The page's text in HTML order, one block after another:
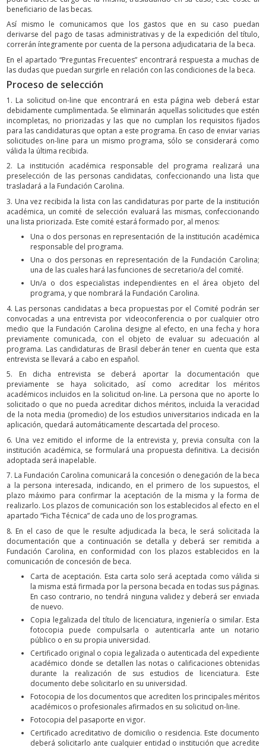
beneficiario de las becas.
Así mismo le comunicamos que los gastos que en su caso puedan
derivarse del pago de tasas administrativas y de la expedición del título,
correrán íntegramente por cuenta de la persona adjudicataria de la beca.
En el apartado “Preguntas Frecuentes” encontrará respuesta a muchas de
las dudas que puedan surgirle en relación con las condiciones de la beca.
Proceso de selección
1. La solicitud on-line que encontrará en esta página web deberá estar
debidamente cumplimentada. Se eliminarán aquellas solicitudes que estén
incompletas, no priorizadas y las que no cumplan los requisitos fijados
para las candidaturas que optan a este programa. En caso de enviar varias
solicitudes on-line para un mismo programa, sólo se considerará como
válida la última recibida.
2. La institución académica responsable del programa realizará una
preselección de las personas candidatas, confeccionando una lista que
trasladará a la Fundación Carolina.
3. Una vez recibida la lista con las candidaturas por parte de la institución
académica, un comité de selección evaluará las mismas, confeccionando
una lista priorizada. Este comité estará formado por, al menos:
Una o dos personas en representación de la institución académica
responsable del programa.
Una o dos personas en representación de la Fundación Carolina;
una de las cuales hará las funciones de secretario/a del comité.
Un/a o dos especialistas independientes en el área objeto del
programa, y que nombrará la Fundación Carolina.
4. Las personas candidatas a beca propuestas por el Comité podrán ser
convocadas a una entrevista por videoconferencia o por cualquier otro
medio que la Fundación Carolina designe al efecto, en una fecha y hora
previamente comunicada, con el objeto de evaluar su adecuación al
programa. Las candidaturas de Brasil deberán tener en cuenta que esta
entrevista se llevará a cabo en español.
5. En dicha entrevista se deberá aportar la documentación que
previamente se haya solicitado, así como acreditar los méritos
académicos incluidos en la solicitud on-line. La persona que no aporte lo
solicitado o que no pueda acreditar dichos méritos, incluida la veracidad
de la nota media (promedio) de los estudios universitarios indicada en la
aplicación, quedará automáticamente descartada del proceso.
6. Una vez emitido el informe de la entrevista y, previa consulta con la
institución académica, se formulará una propuesta definitiva. La decisión
adoptada será inapelable.
7. La Fundación Carolina comunicará la concesión o denegación de la beca
a la persona interesada, indicando, en el primero de los supuestos, el
plazo máximo para confirmar la aceptación de la misma y la forma de
realizarlo. Los plazos de comunicación son los establecidos al efecto en el
apartado “Ficha Técnica” de cada uno de los programas.
8. En el caso de que le resulte adjudicada la beca, le será solicitada la
documentación que a continuación se detalla y deberá ser remitida a
Fundación Carolina, en conformidad con los plazos establecidos en la
comunicación de concesión de beca.
Carta de aceptación. Esta carta solo será aceptada como válida si
la misma está firmada por la persona becada en todas sus páginas.
En caso contrario, no tendrá ninguna validez y deberá ser enviada
de nuevo.
Copia legalizada del título de licenciatura, ingeniería o similar. Esta
fotocopia puede compulsarla o autenticarla ante un notario
público o en su propia universidad.
Certificado original o copia legalizada o autenticada del expediente
académico donde se detallen las notas o calificaciones obtenidas
durante la realización de sus estudios de licenciatura. Este
documento debe solicitarlo en su universidad.
Fotocopia de los documentos que acrediten los principales méritos
académicos o profesionales afirmados en su solicitud on-line.
Fotocopia del pasaporte en vigor.
Certificado acreditativo de domicilio o residencia. Este documento
deberá solicitarlo ante cualquier entidad o institución que acredite